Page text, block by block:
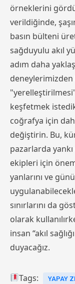
örneklerini
verildiğinde,
basın bülteni
sağduyulu akıl
adım daha
deneylerimizden
keşfetmek
coğrafya için
değiştirin. Bu,
pazarlarda
ekipleri için
yanlarını ve
sınırlarını da
olarak
insan “akıl
duyacağız.
Tags: YAPAY